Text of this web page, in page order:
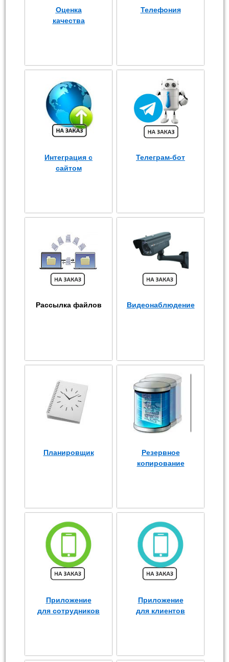
Оценка
качества
Телефония
Интеграция с
сайтом
Телеграм-бот
Рассылка файлов Видеонаблюдение
Планировщик
Резервное
копирование
Приложение
для сотрудников
Приложение
для клиентов